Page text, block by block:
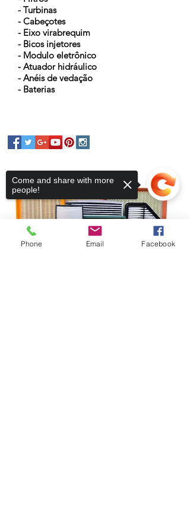
- Turbinas
- Cabeçotes
- Eixo virabrequim
- Bicos injetores
- Modulo eletrônico
- Atuador hidráulico
- Anéis de vedação
- Baterias
Phone Email Facebook
Come and share with more
people!